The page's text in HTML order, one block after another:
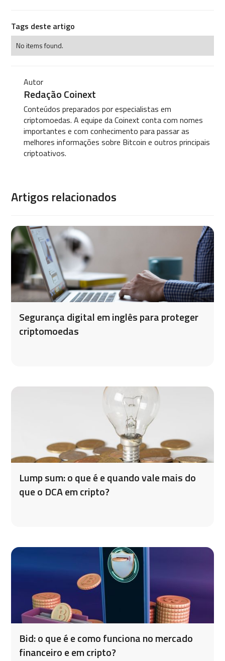
Tags deste artigo
No items found.
Autor
Redação Coinext
Conteúdos preparados por especialistas em
criptomoedas. A equipe da Coinext conta com nomes
importantes e com conhecimento para passar as
melhores informações sobre Bitcoin e outros principais
criptoativos.
Artigos relacionados
Segurança digital em inglês para proteger
criptomoedas
Lump sum: o que é e quando vale mais do
que o DCA em cripto?
Bid: o que é e como funciona no mercado
financeiro e em cripto?